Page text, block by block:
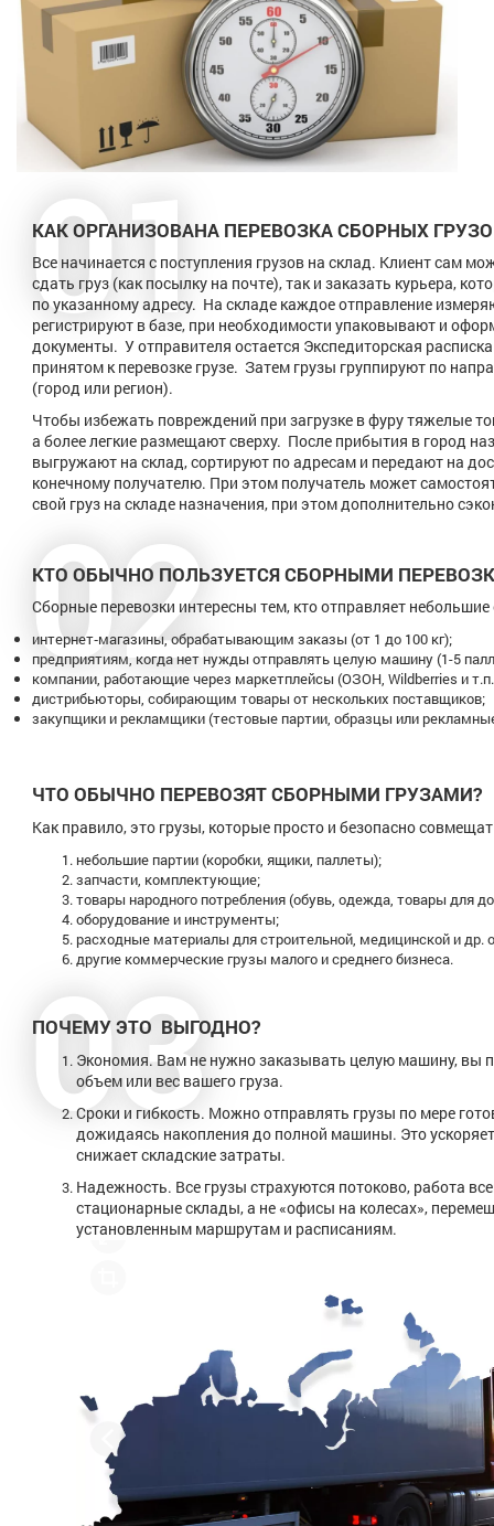
01
КАК ОРГАНИЗОВАНА ПЕРЕВОЗКА СБОРНЫХ
Все начинается с поступления грузов на склад. Клиент сам
сдать груз (как посылку на почте), так и заказать курьера,
по указанному адресу. На складе каждое отправление
регистрируют в базе, при необходимости упаковывают и
документы. У отправителя остается Экспедиторская
принятом к перевозке грузе. Затем грузы группируют по
(город или регион).
Чтобы избежать повреждений при загрузке в фуру тяжелые
а более легкие размещают сверху. После прибытия в город
выгружают на склад, сортируют по адресам и передают на
конечному получателю. При этом получатель может
свой груз на складе назначения, при этом дополнительно
02
КТО ОБЫЧНО ПОЛЬЗУЕТСЯ СБОРНЫМИ
Сборные перевозки интересны тем, кто отправляет
интернет‑магазины, обрабатывающим заказы (от 1 до 100 кг);
предприятиям, когда нет нужды отправлять целую машину (1-5
компании, работающие через маркетплейсы (ОЗОН, Wildberries и
дистрибьюторы, собирающим товары от нескольких поставщиков;
закупщики и рекламщики (тестовые партии, образцы или
ЧТО ОБЫЧНО ПЕРЕВОЗЯТ СБОРНЫМИ ГРУЗАМИ?
Как правило, это грузы, которые просто и безопасно
небольшие партии (коробки, ящики, паллеты);
запчасти, комплектующие;
товары народного потребления (обувь, одежда, товары для
оборудование и инструменты;
расходные материалы для строительной, медицинской и др.
другие коммерческие грузы малого и среднего бизнеса.
03
ПОЧЕМУ ЭТО ВЫГОДНО?
Экономия. Вам не нужно заказывать целую машину, вы
объем или вес вашего груза.
Сроки и гибкость. Можно отправлять грузы по мере
дожидаясь накопления до полной машины. Это
снижает складские затраты.
Надежность. Все грузы страхуются потоково, работа
стационарные склады, а не «офисы на колесах»,
установленным маршрутам и расписаниям.